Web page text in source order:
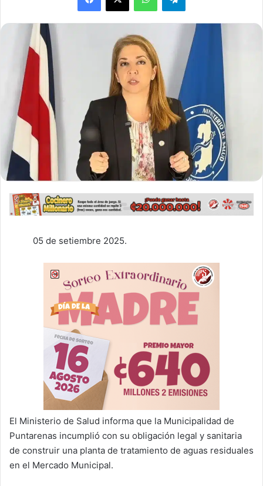
05 de setiembre 2025.
El Ministerio de Salud informa que la Municipalidad de
Puntarenas incumplió con su obligación legal y sanitaria
de construir una planta de tratamiento de aguas residuales
en el Mercado Municipal.